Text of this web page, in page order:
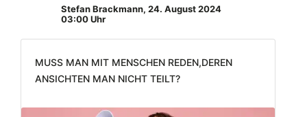
Stefan Brackmann, 24. August 2024
03:00 Uhr
Muss man mit Menschen reden,deren
Ansichten man nicht teilt?